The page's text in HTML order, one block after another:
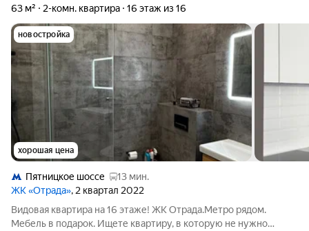
63 м² 2-комн. квартира 16 этаж из 16
новостройка
хорошая цена
Пятницкое шоссе
13 мин.
ЖК «Отрада», 2 квартал 2022
Видовая квартира на 16 этаже! ЖК Отрада.Метро рядом.
Мебель в подарок. Ищете квартиру, в которую не нужно